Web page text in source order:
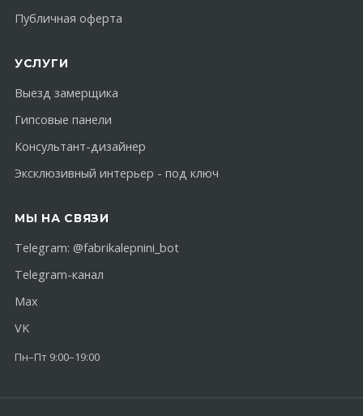
Публичная оферта
УСЛУГИ
Выезд замерщика
Гипсовые панели
Консультант-дизайнер
Эксклюзивный интерьер - под ключ
МЫ НА СВЯЗИ
Telegram: @fabrikalepnini_bot
Telegram-канал
Max
VK
Пн–Пт 9:00–19:00